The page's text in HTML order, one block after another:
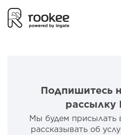
Подпишитесь
рассылку
Мы будем присылать
рассказывать об